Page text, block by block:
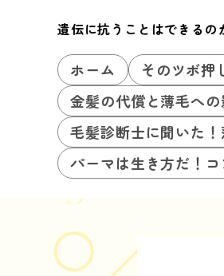
遺伝に抗うことはできるの
ホーム そのツボ押
金髪の代償と薄毛へ
毛髪診断士に聞いた
パーマは生き方だ！